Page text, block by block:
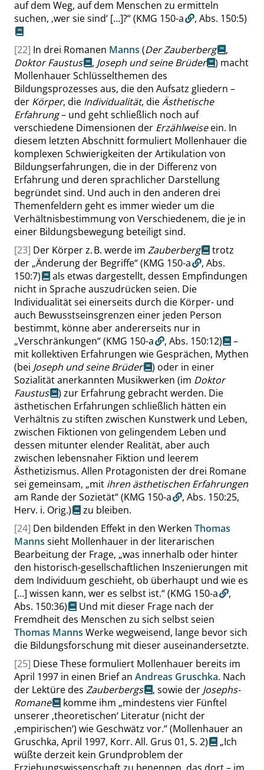
auf dem Weg, auf dem Menschen zu ermitteln
suchen, ‚wer sie sind‘ […]?“(KMG 150-a , Abs. 150:5)
[22] In drei Romanen Manns (Der Zauberberg
,
Doktor Faustus
, Joseph und seine Brüder
) macht
Mollenhauer Schlüsselthemen des
Bildungsprozesses aus, die den Aufsatz gliedern –
der Körper, die Individualität, dieÄsthetische
Erfahrung– und geht schließlich noch auf
verschiedene Dimensionen der Erzählweiseein. In
diesem letzten Abschnitt formuliert Mollenhauer die
komplexen Schwierigkeiten der Artikulation von
Bildungserfahrungen, die in der Differenz von
Erfahrung und deren sprachlicher Darstellung
begründet sind. Und auch in den anderen drei
Themenfeldern geht es immer wieder um die
Verhältnisbestimmung von Verschiedenem, die je in
einer Bildungsbewegung beteiligt sind.
[23] Der Körper z. B. werde im Zauberberg
trotz
der „Änderung der Begriffe“(KMG 150-a , Abs.
150:7)
als etwas dargestellt, dessen Empfindungen
nicht in Sprache auszudrücken seien. Die
Individualität sei einerseits durch die Körper- und
auch Bewusstseinsgrenzen einer jeden Person
bestimmt, könne aber andererseits nur in
„Verschränkungen“(KMG 150-a , Abs. 150:12)
–
mit kollektiven Erfahrungen wie Gesprächen, Mythen
(bei Joseph und seine Brüder
) oder in einer
Sozialität anerkannten Musikwerken (im Doktor
Faustus
) zur Erfahrung gebracht werden. Die
ästhetischen Erfahrungen schließlich hätten ein
Verhältnis zu stiften zwischen Kunstwerk und Leben,
zwischen Fiktionen von gelingendem Leben und
dessen mitunter elender Realität, aber auch
zwischen lebensnaher Fiktion und leerem
Ästhetizismus. Allen Protagonisten der drei Romane
sei gemeinsam, „mit ihren ästhetischen Erfahrungen
am Rande der Sozietät“(KMG 150-a , Abs. 150:25,
Herv. i. Orig.)
zu bleiben.
[24] Den bildenden Effekt in den Werken Thomas
Manns sieht Mollenhauer in der literarischen
Bearbeitung der Frage, „was innerhalb oder hinter
den historisch-gesellschaftlichen Inszenierungen mit
dem Individuum geschieht, ob überhaupt und wie es
[…] wissen kann, wer es selbst ist.“(KMG 150-a
,
Abs. 150:36)
Und mit dieser Frage nach der
Fremdheit des Menschen zu sich selbst seien
Thomas Manns Werke wegweisend, lange bevor sich
die Bildungsforschung mit dieser auseinandersetzte.
[25] Diese These formuliert Mollenhauer bereits im
April 1997 in einen Brief an Andreas Gruschka. Nach
der Lektüre des Zauberbergs , sowie der Josephs-
Romane
komme ihm „mindestens vier Fünftel
unserer ‚theoretischen‘ Literatur (nicht der
‚empirischen‘) wie Geschwätz vor.“(Mollenhauer an
Gruschka, April 1997, Korr. All. Grus 01, S. 2) „Ich
wüßte derzeit kein Grundproblem der